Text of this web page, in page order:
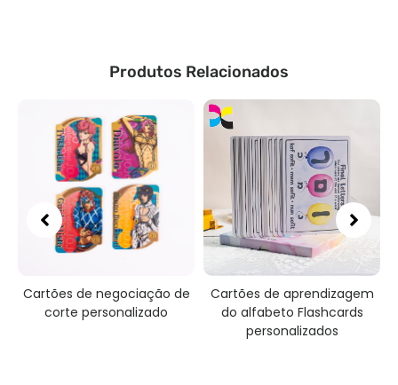
Produtos Relacionados
Cartões de negociação de
corte personalizado
Cartões de aprendizagem
do alfabeto Flashcards
personalizados